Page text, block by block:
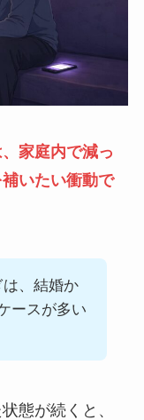
家庭内で減っ
いたい衝動で
、結婚か
ースが多い
態が続くと、